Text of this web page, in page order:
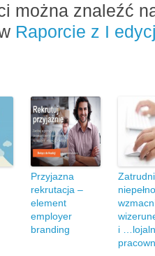
można znaleźć
Raporcie z I
Przyjazna
rekrutacja –
element
employer
branding
i